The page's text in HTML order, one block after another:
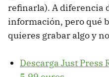
refinarla). A diferencia
información, pero qué
quieres grabar algo y
Descarga Just Press